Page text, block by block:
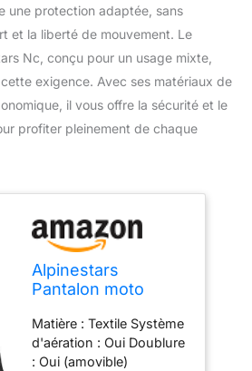
une protection adaptée, sans
et la liberté de mouvement. Le
Nc, conçu pour un usage mixte,
exigence. Avec ses matériaux de
il vous offre la sécurité et le
profiter pleinement de chaque
Alpinestars
Pantalon moto
Pants Black, Noir,
4XL
Matière : Textile Système
d'aération : Oui Doublure
: Oui (amovible)